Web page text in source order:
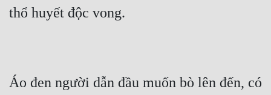
thổ huyết độc vong.
Áo đen người dẫn đầu muốn bò lên đến, có